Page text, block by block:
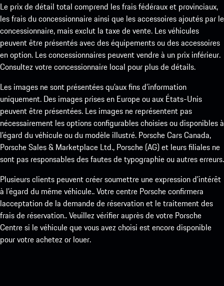
Le prix de détail total comprend les frais fédéraux et provinciaux,
les frais du concessionnaire ainsi que les accessoires ajoutés par le
concessionnaire, mais exclut la taxe de vente. Les véhicules
peuvent être présentés avec des équipements ou des accessoires
en option. Les concessionnaires peuvent vendre à un prix inférieur.
Consultez votre concessionnaire local pour plus de détails.
Les images ne sont présentées qu’aux fins d’information
uniquement. Des images prises en Europe ou aux États-Unis
peuvent être présentées. Les images ne représentent pas
nécessairement les options configurables choisies ou disponibles à
l’égard du véhicule ou du modèle illustré. Porsche Cars Canada,
Porsche Sales & Marketplace Ltd., Porsche (AG) et leurs filiales ne
sont pas responsables des fautes de typographie ou autres erreurs.
Plusieurs clients peuvent créer soumettre une expression d’intérêt
à l’égard du même véhicule.. Votre centre Porsche confirmera
lacceptation de la demande de réservation et le traitement des
frais de réservation.. Veuillez vérifier auprès de votre Porsche
Centre si le véhicule que vous avez choisi est encore disponible
pour votre achetez or louer.